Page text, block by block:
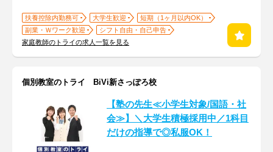
扶養控除内勤務可 大学生歓迎
短期（1ヶ月以内OK）
副業・Ｗワーク歓迎
シフト自由・自己申告
家庭教師のトライの求人一覧を見る
個別教室のトライ BiVi新さっぽろ校
【塾の先生≪小学生対象/国語・社
会≫】＼大学生積極採用中／1科目
だけの指導で◎私服OK！